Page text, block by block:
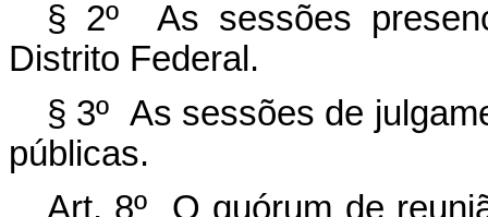
§ 2º As sessões
Distrito Federal.
§ 3º As sessões de
públicas.
Art. 8º O quórum de